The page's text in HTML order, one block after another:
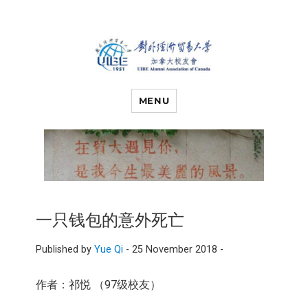
对外经济贸易
大学加拿大校
友会
MENU
一只钱包的意外死亡
Published by Yue Qi - 25 November 2018 -
作者：祁悦 （97级校友）